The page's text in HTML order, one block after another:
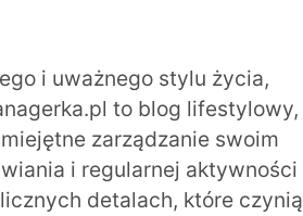
i uważnego stylu życia,
to blog lifestylowy,
zarządzanie swoim
i regularnej aktywności
detalach, które czynią